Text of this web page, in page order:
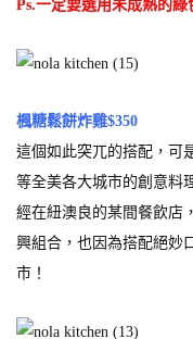
Ps.一定要選用未成熟的
楓糖鬆餅炸雞$350
這個如此突兀的搭配，可
等全美各大城市的創意料
經在紐澳良的某間餐飲店
興組合，也因為搭配絕妙
市！